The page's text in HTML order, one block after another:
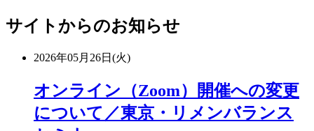
サイトからのお知らせ
2026年05月26日(火)
オンライン（Zoom）開催への変更
について／東京・リメンバランス